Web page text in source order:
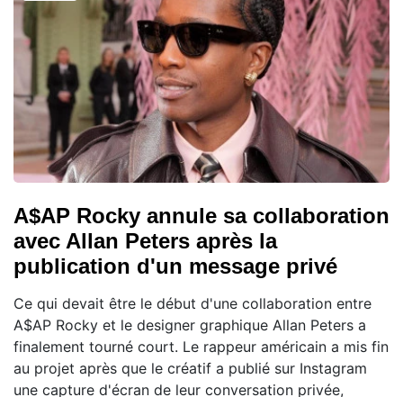
A$AP Rocky annule sa collaboration
avec Allan Peters après la
publication d'un message privé
Ce qui devait être le début d'une collaboration entre
A$AP Rocky et le designer graphique Allan Peters a
finalement tourné court. Le rappeur américain a mis fin
au projet après que le créatif a publié sur Instagram
une capture d'écran de leur conversation privée,